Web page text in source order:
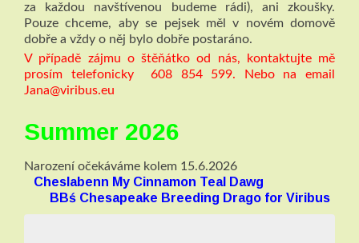
za každou navštívenou budeme rádi), ani zkoušky.
Pouze chceme, aby se pejsek měl v novém domově
dobře a vždy o něj bylo dobře postaráno.
V případě zájmu o štěňátko od nás, kontaktujte mě
prosím telefonicky 608 854 599. Nebo na email
Jana@viribus.eu
Summer 2026
Narození očekáváme kolem 15.6.2026
Cheslabenn My Cinnamon Teal Dawg
BBś Chesapeake Breeding Drago for Viribus